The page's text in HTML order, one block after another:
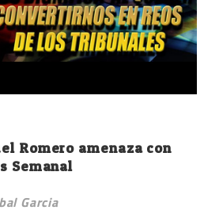
Romero amenaza con
Semanal
Garcia